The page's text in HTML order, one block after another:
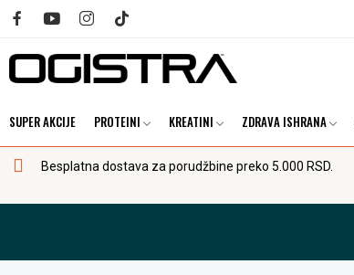
SUPER AKCIJE PROTEINI KREATINI ZDRAVA ISHRANA
Besplatna dostava za porudžbine preko 5.000 RSD.